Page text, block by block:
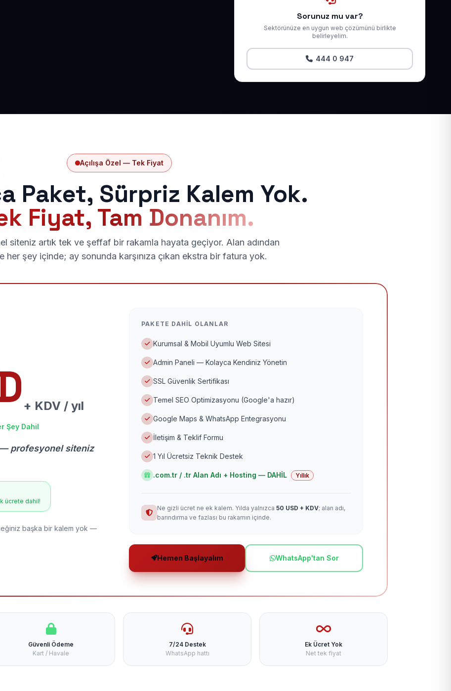
Sorunuz mu var?
Sektörünüze en uygun web çözümünü birlikte
belirleyelim.
444 0 947
Açılışa Özel — Tek Fiyat
Paket, Sürpriz Kalem Yok.
Fiyat, Tam Donanım.
siteniz artık tek ve şeffaf bir rakamla hayata geçiyor. Alan adından
her şey içinde; ay sonunda karşınıza çıkan ekstra bir fatura yok.
+ KDV / yıl
Şey Dahil
profesyonel siteniz
ücrete dahil!
başka bir kalem yok —
PAKETE DAHIL OLANLAR
Kurumsal & Mobil Uyumlu Web Sitesi
Admin Paneli — Kolayca Kendiniz Yönetin
SSL Güvenlik Sertifikası
Temel SEO Optimizasyonu (Google'a hazır)
Google Maps & WhatsApp Entegrasyonu
İletişim & Teklif Formu
1 Yıl Ücretsiz Teknik Destek
.com.tr / .tr Alan Adı + Hosting — DAHİL Yıllık
Ne gizli ücret ne ek kalem. Yılda yalnızca 50 USD + KDV; alan adı,
barındırma ve fazlası bu rakamın içinde.
Hemen Başlayalım WhatsApp'tan Sor
Güvenli Ödeme
Kart / Havale
7/24 Destek
WhatsApp hattı
Ek Ücret Yok
Net tek fiyat